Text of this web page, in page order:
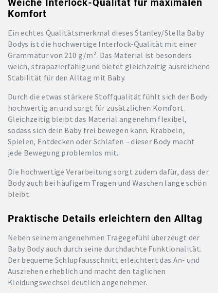
Komfort
Ein echtes Qualitätsmerkmal dieses Stanley/Stella Baby
Bodys ist die hochwertige Interlock-Qualität mit einer
Grammatur von 210 g/m². Das Material ist besonders
weich, strapazierfähig und bietet gleichzeitig ausreichend
Stabilität für den Alltag mit Baby.
Durch die etwas stärkere Stoffqualität fühlt sich der Body
hochwertig an und sorgt für zusätzlichen Komfort.
Gleichzeitig bleibt das Material angenehm flexibel,
sodass sich dein Baby frei bewegen kann. Krabbeln,
Spielen, Entdecken oder Schlafen – dieser Body macht
jede Bewegung problemlos mit.
Die hochwertige Verarbeitung sorgt zudem dafür, dass der
Body auch bei häufigem Tragen und Waschen lange schön
bleibt.
Praktische Details erleichtern den Alltag
Neben seinem angenehmen Tragegefühl überzeugt der
Baby Body auch durch seine durchdachte Funktionalität.
Der bequeme Schlupfausschnitt erleichtert das An- und
Ausziehen erheblich und macht den täglichen
Kleidungswechsel deutlich angenehmer.